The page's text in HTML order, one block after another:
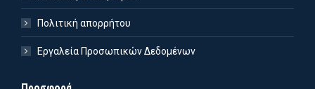
Πολιτική απορρήτου
Εργαλεία Προσωπικών Δεδομένων